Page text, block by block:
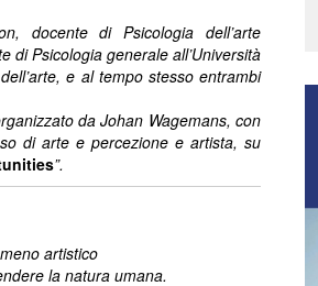
docente di Psicologia dell’arte
di Psicologia generale all’Università
e al tempo stesso entrambi
da Johan Wagemans, con
di arte e percezione e artista, su
”.
artistico
la natura umana.